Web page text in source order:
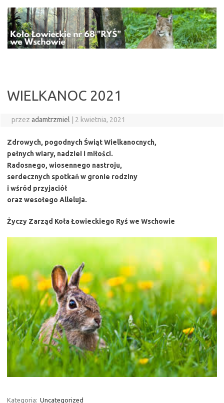
treści
WIELKANOC 2021
przez adamtrzmiel 2 kwietnia, 2021
Zdrowych, pogodnych Świąt Wielkanocnych,
pełnych wiary, nadziei i miłości.
Radosnego, wiosennego nastroju,
serdecznych spotkań w gronie rodziny
i wśród przyjaciół
oraz wesołego Alleluja.
Życzy Zarząd Koła Łowieckiego Ryś we Wschowie
Kategoria: Uncategorized